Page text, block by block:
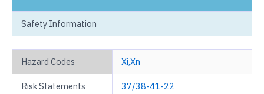
Safety Information
Hazard Codes Xi,Xn
Risk Statements 37/38-41-22